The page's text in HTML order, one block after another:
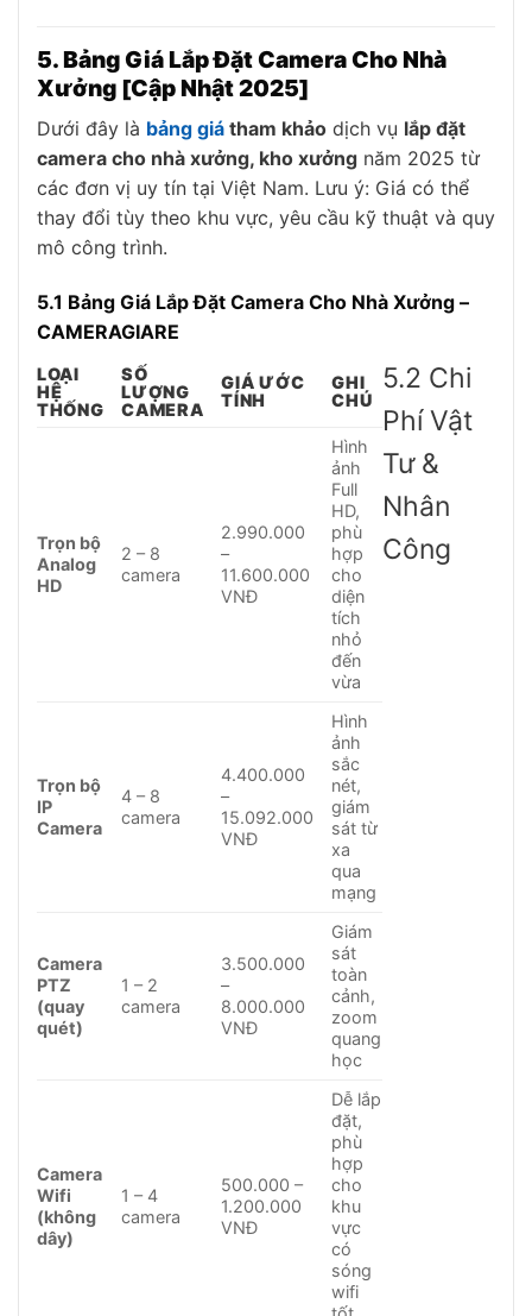
5. Bảng Giá Lắp Đặt Camera Cho Nhà
Xưởng [Cập Nhật 2025]
Dưới đây là bảng giá tham khảo dịch vụ lắp đặt
camera cho nhà xưởng, kho xưởng năm 2025 từ
các đơn vị uy tín tại Việt Nam. Lưu ý: Giá có thể
thay đổi tùy theo khu vực, yêu cầu kỹ thuật và quy
mô công trình.
5.1 Bảng Giá Lắp Đặt Camera Cho Nhà Xưởng –
CAMERAGIARE
LOẠI
HỆ
THỐNG
SỐ
LƯỢNG
CAMERA
GIÁ ƯỚC
TÍNH
GHI
CHÚ
Trọn bộ
Analog
HD
2 – 8
camera
2.990.000
–
11.600.000
VNĐ
Hình
ảnh
Full
HD,
phù
hợp
cho
diện
tích
nhỏ
đến
vừa
Trọn bộ
IP
Camera
4 – 8
camera
4.400.000
–
15.092.000
VNĐ
Hình
ảnh
sắc
nét,
giám
sát từ
xa
qua
mạng
Camera
PTZ
(quay
quét)
1 – 2
camera
3.500.000
–
8.000.000
VNĐ
Giám
sát
toàn
cảnh,
zoom
quang
học
Camera
Wifi
(không
dây)
1 – 4
camera
500.000 –
1.200.000
VNĐ
Dễ lắp
đặt,
phù
hợp
cho
khu
vực
có
sóng
wifi
5.2 Chi
Phí Vật
Tư &
Nhân
Công